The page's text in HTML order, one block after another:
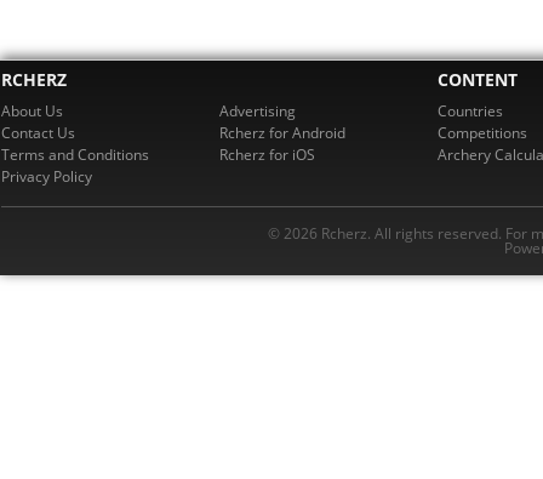
RCHERZ
About Us
Contact Us
Terms and Conditions
Privacy Policy
Advertising
Rcherz for Android
Rcherz for iOS
CONTENT
Countries
Competitions
Archery
© 2026 Rcherz. All rights reserved. For